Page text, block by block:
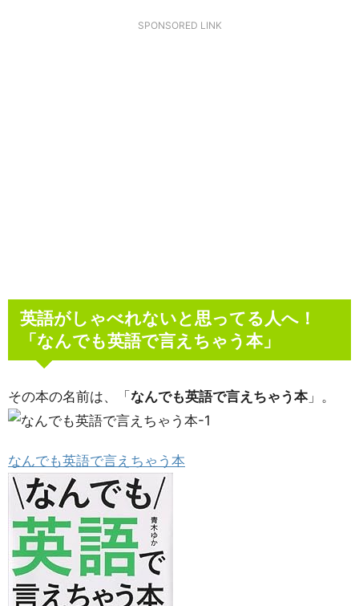
SPONSORED LINK
英語がしゃべれないと思ってる人へ！
「なんでも英語で言えちゃう本」
その本の名前は、「 なんでも英語で言えちゃう本」。
なんでも英語で言えちゃう本